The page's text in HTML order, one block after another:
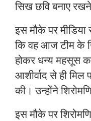
सिख छवि बनाए रखने
इस मौके पर
कि वह आज टीम के
होकर धन्य महसूस
आशीर्वाद से ही मिल
की। उन्होंने
इस मौके पर